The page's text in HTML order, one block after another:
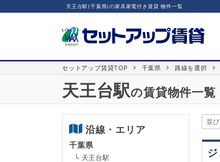
天王台駅(千葉県)の家具家電付き賃貸 物件一覧
セットアップ賃貸TOP 千葉県 路線を選択
天王台駅の賃貸物件一覧
沿線・エリア
千葉県
└ 天王台駅